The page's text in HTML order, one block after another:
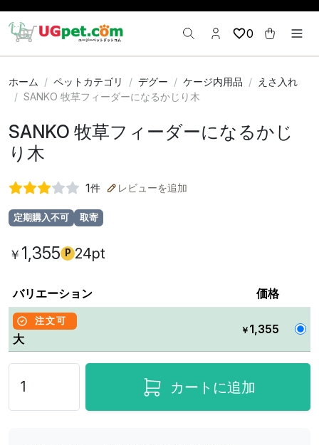
0
ホーム ペットカテゴリ デグー ケージ内用品
えさ入れ
SANKO 牧草フィーダーになるかじり木
SANKO 牧草フィーダーになるかじ
り木
1件 レビューを追加
定期購入不可 取寄
￥ 1,355 P 24pt
バリエーション 価格
注文可
大
￥ 1,355
カートに追加